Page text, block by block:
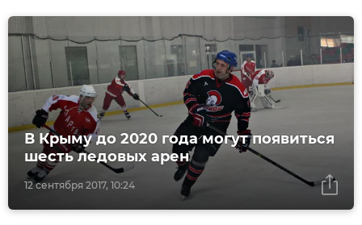
12 сентября 2017, 10:24
В Крыму до 2020 года могут появиться
шесть ледовых арен